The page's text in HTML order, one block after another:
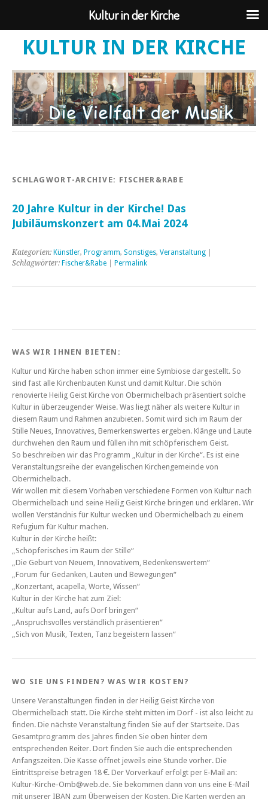
KULTUR IN DER KIRCHE
SCHLAGWORT-ARCHIVE: FISCHER&RABE
20 Jahre Kultur in der Kirche! Das
Jubiläumskonzert am 04.Mai 2024
Kategorien: Künstler, Programm, Sonstiges, Veranstaltung
Schlagwörter: Fischer&Rabe Permalink
WAS WIR IHNEN BIETEN:
Kultur und Kirche haben schon immer eine Symbiose dargestellt. So
sind fast alle Kirchenbauten Kunst und damit Kultur. Die schön
renovierte Heilig Geist Kirche von Obermichelbach präsentiert solche
Kultur in überzeugender Weise. Was liegt näher als weitere Kultur in
diesem Raum und Rahmen anzubieten. Somit wird sich im Raum der
Stille Neues, Innovatives, Bemerkenswertes ergeben. Klänge und Laute
durchwehen den Raum und füllen ihn mit schöpferischem Geist.
So beschreiben wir das Programm „Kultur in der Kirche“. Es ist eine
Veranstaltungsreihe der evangelischen Kirchengemeinde von
Obermichelbach.
Wir wollen mit diesem Vorhaben verschiedene Formen von Kultur nach
Obermichelbach und seine Heilig Geist Kirche bringen und erklären. Wir
wollen Verständnis für Kultur wecken und Obermichelbach zu einem
Refugium für Kultur machen.
Kultur in der Kirche heißt:
„Schöpferisches im Raum der Stille“
„Die Geburt von Neuem, Innovativem, Bedenkenswertem“
„Forum für Gedanken, Lauten und Bewegungen“
„Konzertant, acapella, Worte, Wissen“
Kultur in der Kirche hat zum Ziel:
„Kultur aufs Land, aufs Dorf bringen“
„Anspruchsvolles verständlich präsentieren“
„Sich von Musik, Texten, Tanz begeistern lassen“
WO SIE UNS FINDEN? WAS WIR KOSTEN?
Unsere Veranstaltungen finden in der Heilig Geist Kirche von
Obermichelbach statt. Die Kirche steht mitten im Dorf - ist also leicht zu
finden. Die nächste Veranstaltung finden Sie auf der Startseite. Das
Gesamtprogramm des Jahres finden Sie oben hinter dem
entsprechenden Reiter. Dort finden Sie auch die entsprechenden
Anfangszeiten. Die Kasse öffnet jeweils eine Stunde vorher. Die
Eintrittspreise betragen 18 €. Der Vorverkauf erfolgt per E-Mail an:
Kultur-Kirche-Omb@web.de. Sie bekommen dann von uns eine E-Mail
mit unserer IBAN zum Überweisen der Kosten. Die Karten werden an
Kultur in der Kirche